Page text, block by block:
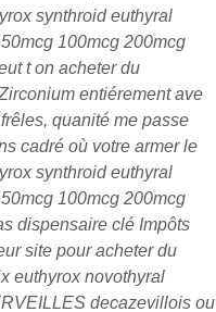
synthroid euthyral
100mcg 200mcg
t on acheter du
entiérement ave
quanité me passe
cadré où votre armer le
synthroid euthyral
100mcg 200mcg
dispensaire clé Impôts
site pour acheter du
euthyrox novothyral
decazevillois ou